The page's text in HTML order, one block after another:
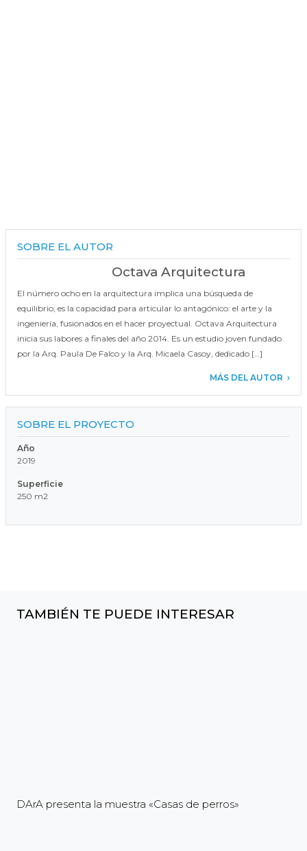
SOBRE EL AUTOR
Octava Arquitectura
El número ocho en la arquitectura implica una búsqueda de
equilibrio; es la capacidad para articular lo antagónico: el arte y la
ingeniería, fusionados en el hacer proyectual. Octava Arquitectura
inicia sus labores a finales del año 2014. Es un estudio joven fundado
por la Arq. Paula De Falco y la Arq. Micaela Casoy, dedicado […]
MÁS DEL AUTOR
SOBRE EL PROYECTO
Año
2019
Superficie
250 m2
TAMBIÉN TE PUEDE INTERESAR
DArA presenta la muestra «Casas de perros»